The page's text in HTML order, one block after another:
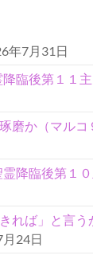
年7月31日
臨後第１１
磨か（マルコ
降臨後第１
れば」と言う
24日